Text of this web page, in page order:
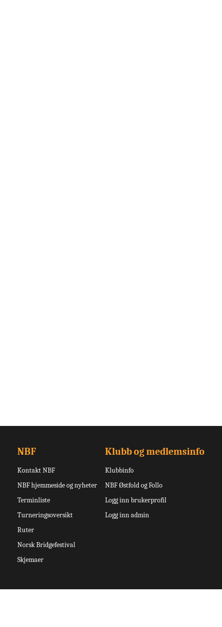
NBF
Kontakt NBF
NBF hjemmeside og nyheter
Terminliste
Turneringsoversikt
Ruter
Norsk Bridgefestival
Skjemaer
Klubb og medlemsinfo
Klubbinfo
NBF Østfold og Follo
Logg inn brukerprofil
Logg inn admin